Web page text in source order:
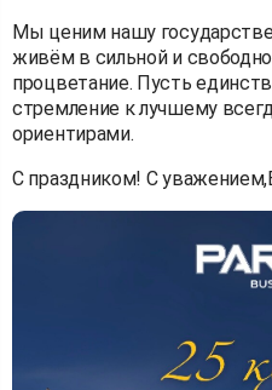
Мы ценим нашу
живём в сильной и
процветание. Пусть
стремление к лучшему
ориентирами.
С праздником! С